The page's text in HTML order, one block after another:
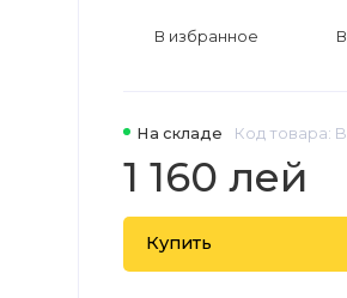
На складе Код товара:
1 160 лей
Купить
В избранное